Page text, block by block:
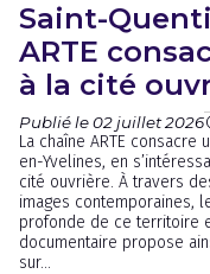
Saint-
ARTE
à la cité
Publié le 02 juillet 2026
La chaîne ARTE consacre
en-Yvelines, en
cité ouvrière. À travers
images contemporaines,
profonde de ce territoire
documentaire propose
sur...